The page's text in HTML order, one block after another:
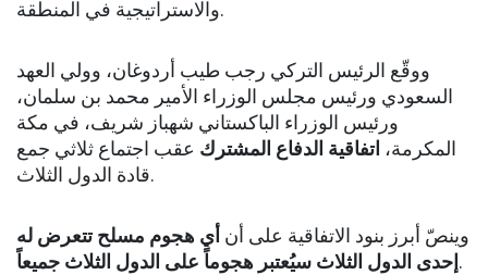
والاستراتيجية في المنطقة.
ووقّع الرئيس التركي رجب طيب أردوغان، وولي العهد
السعودي ورئيس مجلس الوزراء الأمير محمد بن سلمان،
ورئيس الوزراء الباكستاني شهباز شريف، في مكة
المكرمة، اتفاقية الدفاع المشترك عقب اجتماع ثلاثي جمع
قادة الدول الثلاث.
وينصّ أبرز بنود الاتفاقية على أن أي هجوم مسلح تتعرض له
إحدى الدول الثلاث سيُعتبر هجوماً على الدول الثلاث جميعاً .